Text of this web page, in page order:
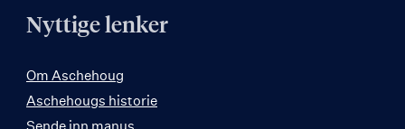
Nyttige lenker
Om Aschehoug
Aschehougs historie
Sende inn manus